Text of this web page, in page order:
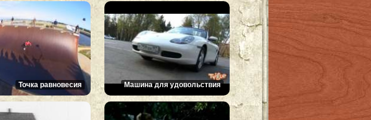
Точка равновесия Машина для удовольствия